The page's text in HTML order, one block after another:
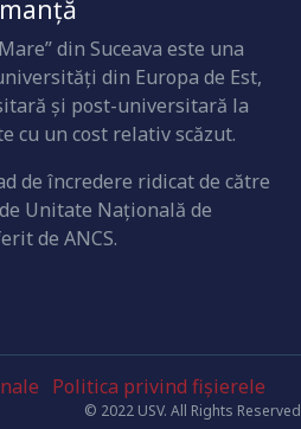
din Suceava este una
din Europa de Est,
şi post-universitară la
cu un cost relativ scăzut.
de încredere ridicat de către
Unitate Naţională de
de ANCS.
Politica privind fișierele
© 2022 USV. All Rights Reserved